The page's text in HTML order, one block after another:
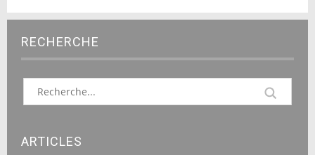
RECHERCHE
ARTICLES